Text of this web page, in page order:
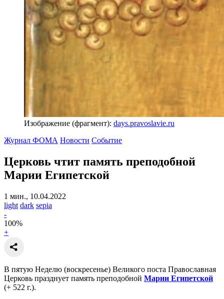
Изображение (фрагмент): days.pravoslavie.ru
Журнал ФОМА Новости Событие
Церковь чтит память преподобной
Марии Египетской
1 мин., 10.04.2022
light dark sepia
-
100%
+
В пятую Неделю (воскресенье) Великого поста Православная
Церковь празднует память преподобной Марии Египетской
(+ 522 г.).